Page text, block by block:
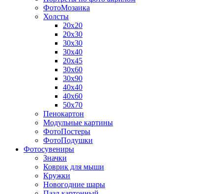
ФотоМозаика
Холсты
20х20
20х30
30х30
30х40
20х45
30х60
30х90
40х40
40х60
50х70
Пенокартон
Модульные картины
ФотоПостеры
ФотоПодушки
Фотоcувениры
Значки
Коврик для мыши
Кружки
Новогодние шары